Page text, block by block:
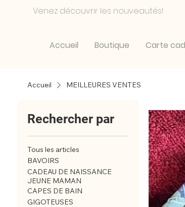
Venez découvrir les nouveautés!
Accueil Boutique Carte
Accueil MEILLEURES VENTES
Rechercher par
Tous les articles
BAVOIRS
CADEAU DE NAISSANCE
JEUNE MAMAN
CAPES DE BAIN
GIGOTEUSES